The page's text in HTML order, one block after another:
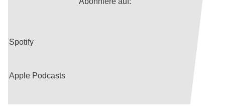
Spotify
Apple Podcasts